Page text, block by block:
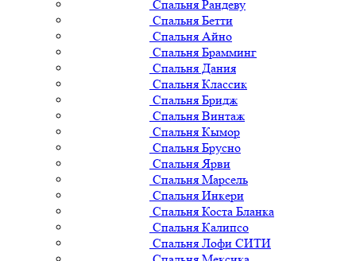
Спальня Рандеву
Спальня Бетти
Спальня Айно
Спальня Брамминг
Спальня Дания
Спальня Классик
Спальня Бридж
Спальня Винтаж
Спальня Кымор
Спальня Брусно
Спальня Ярви
Спальня Марсель
Спальня Инкери
Спальня Коста Бланка
Спальня Калипсо
Спальня Лофи СИТИ